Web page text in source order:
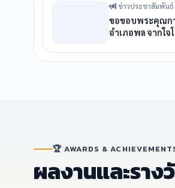
ข่าวประชาสัมพันธ์
ขอขอบพระคุณก
อำเภอพล จากใจ
🏆 AWARDS &
ผลงานและราง